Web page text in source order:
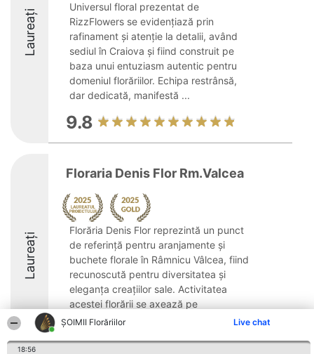
ȘOIMII Florăriilor Live chat
18:56
Laureați
Universul floral prezentat de
RizzFlowers se evidențiază prin
rafinament și atenție la detalii, având
sediul în Craiova și fiind construit pe
baza unui entuziasm autentic pentru
domeniul florăriilor. Echipa restrânsă,
dar dedicată, manifestă ...
9.8
Laureați
Floraria Denis Flor Rm.Valcea
Florăria Denis Flor reprezintă un punct
de referință pentru aranjamente și
buchete florale în Râmnicu Vâlcea, fiind
recunoscută pentru diversitatea și
eleganța creațiilor sale. Activitatea
acestei florării se axează pe
promovarea frumuseții ...
10